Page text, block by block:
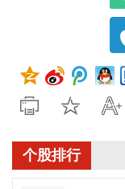
个股排行